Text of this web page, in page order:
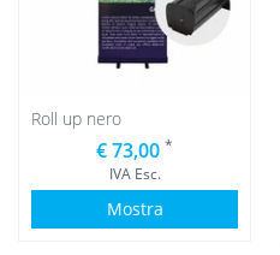
Roll up nero
€ 73,00 *
IVA Esc.
Mostra